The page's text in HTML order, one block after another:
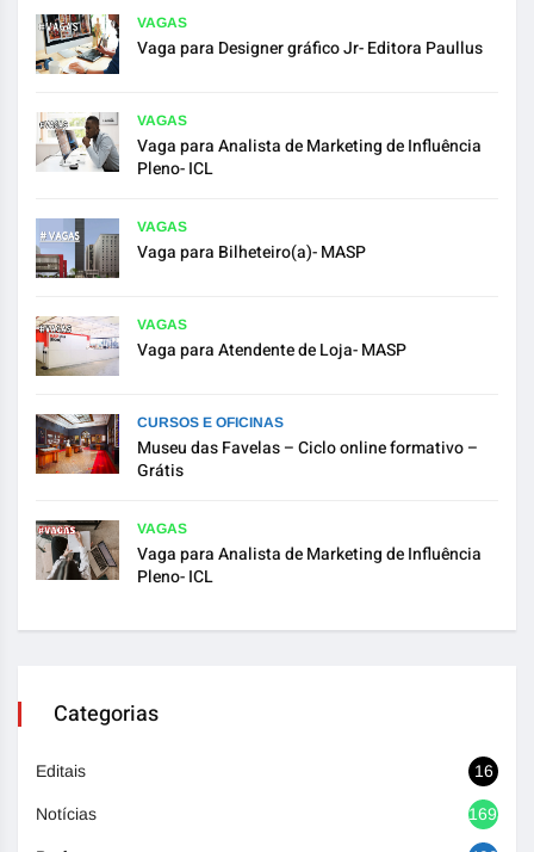
VAGAS
Vaga para Designer gráfico Jr- Editora Paullus
VAGAS
Vaga para Analista de Marketing de Influência
Pleno- ICL
VAGAS
Vaga para Bilheteiro(a)- MASP
VAGAS
Vaga para Atendente de Loja- MASP
CURSOS E OFICINAS
Museu das Favelas – Ciclo online formativo –
Grátis
VAGAS
Vaga para Analista de Marketing de Influência
Pleno- ICL
Categorias
Editais 16
Notícias 1693